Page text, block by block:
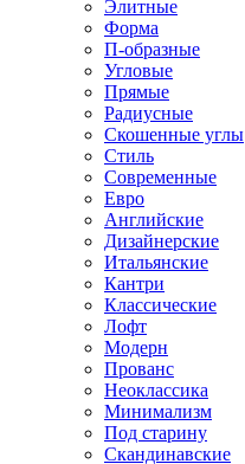
Элитные
Форма
П-образные
Угловые
Прямые
Радиусные
Скошенные углы
Стиль
Современные
Евро
Английские
Дизайнерские
Итальянские
Кантри
Классические
Лофт
Модерн
Прованс
Неоклассика
Минимализм
Под старину
Скандинавские